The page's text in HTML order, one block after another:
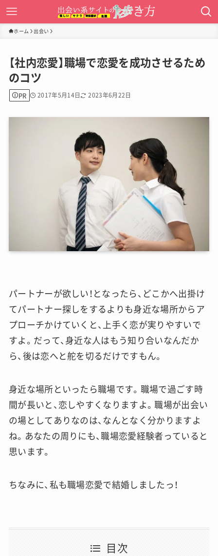
ホーム 出会い
【社内恋愛】職場で恋愛を成功させるため
のコツ
PR 2017年5月14日 2023年6月22日
パートナーが欲しい！となったら、どこかへ出掛け
てパートナー探しをするよりも身近な場所からア
プローチかけていくと、上手く恋が実りやすいで
すよ。だって、身近な人はもう知り合いなんだか
ら、後は恋へと舵を切るだけですもん。
身近な場所といったら職場です。職場で過ごす時
間が長いと、恋しやすくなりますよ。職場が出会い
の場としてありなのは、なんとなく分かりますよ
ね。あなたの周りにも、職場恋愛経験者っていると
思います。
ちなみに、私も職場恋愛で結婚しましたっ！
目次